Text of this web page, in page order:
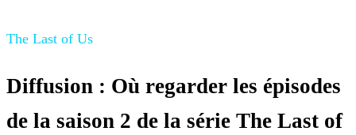
The Last of Us
Diffusion : Où regarder les épisodes
de la saison 2 de la série The Last of